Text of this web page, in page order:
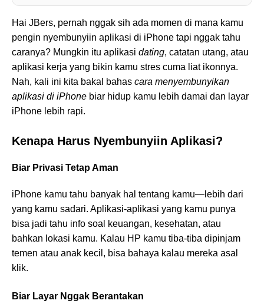
Hai JBers, pernah nggak sih ada momen di mana kamu
pengin nyembunyiin aplikasi di iPhone tapi nggak tahu
caranya? Mungkin itu aplikasi dating, catatan utang, atau
aplikasi kerja yang bikin kamu stres cuma liat ikonnya.
Nah, kali ini kita bakal bahas cara menyembunyikan
aplikasi di iPhone biar hidup kamu lebih damai dan layar
iPhone lebih rapi.
Kenapa Harus Nyembunyiin Aplikasi?
Biar Privasi Tetap Aman
iPhone kamu tahu banyak hal tentang kamu—lebih dari
yang kamu sadari. Aplikasi-aplikasi yang kamu punya
bisa jadi tahu info soal keuangan, kesehatan, atau
bahkan lokasi kamu. Kalau HP kamu tiba-tiba dipinjam
temen atau anak kecil, bisa bahaya kalau mereka asal
klik.
Biar Layar Nggak Berantakan